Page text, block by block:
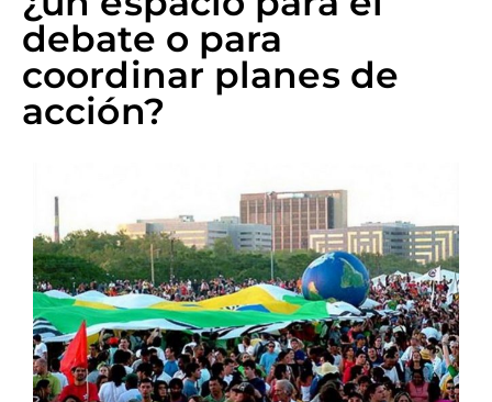
debate o para
coordinar planes de
acción?